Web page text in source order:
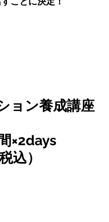
ことに決定！
ョン養成講座
×2days
込）